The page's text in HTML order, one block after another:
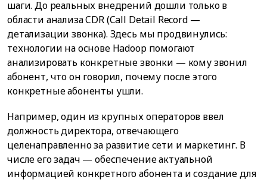
шаги. До реальных внедрений дошли только в
области анализа CDR (Call Detail Record —
детализации звонка). Здесь мы продвинулись:
технологии на основе Hadoop помогают
анализировать конкретные звонки — кому звонил
абонент, что он говорил, почему после этого
конкретные абоненты ушли.
Например, один из крупных операторов ввел
должность директора, отвечающего
целенаправленно за развитие сети и маркетинг. В
числе его задач — обеспечение актуальной
информацией конкретного абонента и создание для